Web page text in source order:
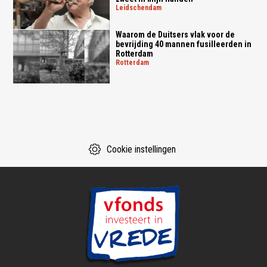
leidschendam
Waarom de Duitsers vlak voor de
bevrijding 40 mannen fusilleerden in
Rotterdam
rotterdam
Cookie instellingen